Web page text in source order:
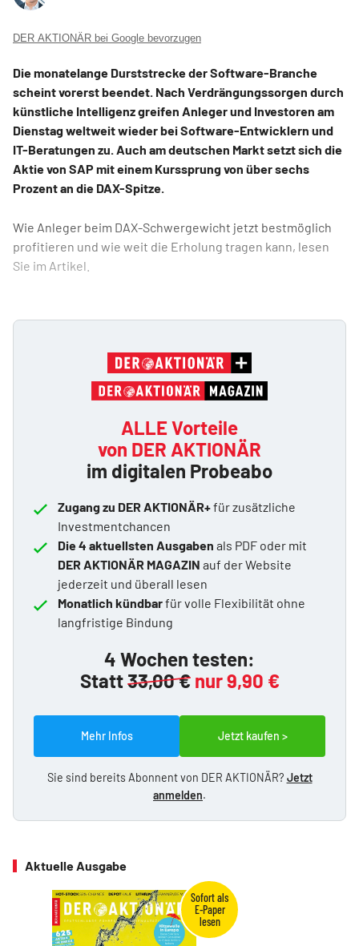
DER AKTIONÄR bei Google bevorzugen
Die monatelange Durststrecke der Software-Branche
scheint vorerst beendet. Nach Verdrängungssorgen durch
künstliche Intelligenz greifen Anleger und Investoren am
Dienstag weltweit wieder bei Software-Entwicklern und
IT-Beratungen zu. Auch am deutschen Markt setzt sich die
Aktie von SAP mit einem Kurssprung von über sechs
Prozent an die DAX-Spitze.
Wie Anleger beim DAX-Schwergewicht jetzt bestmöglich
profitieren und wie weit die Erholung tragen kann, lesen
Sie im Artikel.
ALLE Vorteile
von DER AKTIONÄR
im digitalen Probeabo
Zugang zu DER AKTIONÄR+für zusätzliche
Investmentchancen
Die 4 aktuellsten Ausgaben als PDF oder mit
DER AKTIONÄR MAGAZIN auf der Website
jederzeit und überall lesen
Monatlich kündbarfür volle Flexibilität ohne
langfristige Bindung
4 Wochen testen:
Statt33,00 € nur 9,90 €
Mehr Infos Jetzt kaufen >
Sie sind bereits Abonnent von DER AKTIONÄR? Jetzt
anmelden.
Aktuelle Ausgabe